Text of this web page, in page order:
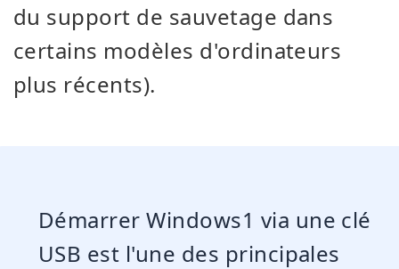
du support de sauvetage dans
certains modèles d'ordinateurs
plus récents).
Démarrer Windows1 via une clé
USB est l'une des principales